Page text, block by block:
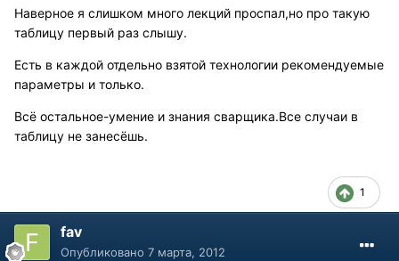
Наверное я слишком много лекций проспал,но про такую
таблицу первый раз слышу.
Есть в каждой отдельно взятой технологии рекомендуемые
параметры и только.
Всё остальное-умение и знания сварщика.Все случаи в
таблицу не занесёшь.
1
fav
Опубликовано 7 марта, 2012